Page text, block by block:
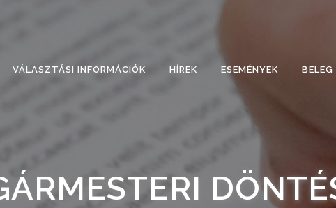
VÁLASZTÁSI INFORMÁCIÓK HÍREK ESEMÉNYEK BELEG